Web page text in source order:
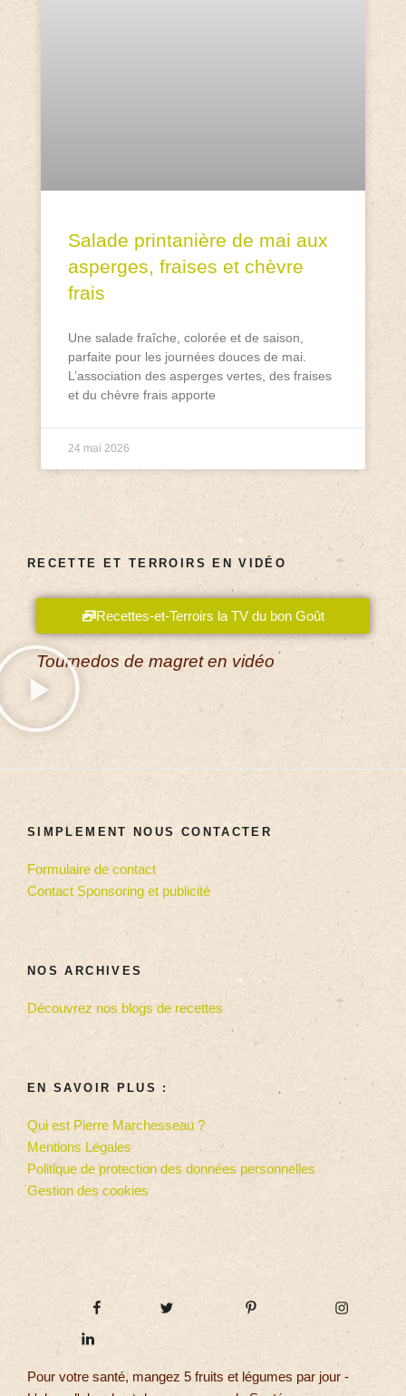
Salade printanière de mai aux
asperges, fraises et chèvre
frais
Une salade fraîche, colorée et de saison,
parfaite pour les journées douces de mai.
L’association des asperges vertes, des fraises
et du chèvre frais apporte
24 mai 2026
RECETTE ET TERROIRS EN VIDÉO
Recettes-et-Terroirs la TV du bon Goût
Tournedos de magret en vidéo
SIMPLEMENT NOUS CONTACTER
Formulaire de contact
Contact Sponsoring et publicité
NOS ARCHIVES
Découvrez nos blogs de recettes
EN SAVOIR PLUS :
Qui est Pierre Marchesseau ?
Mentions Légales
Politique de protection des données personnelles
Gestion des cookies
Pour votre santé, mangez 5 fruits et légumes par jour -